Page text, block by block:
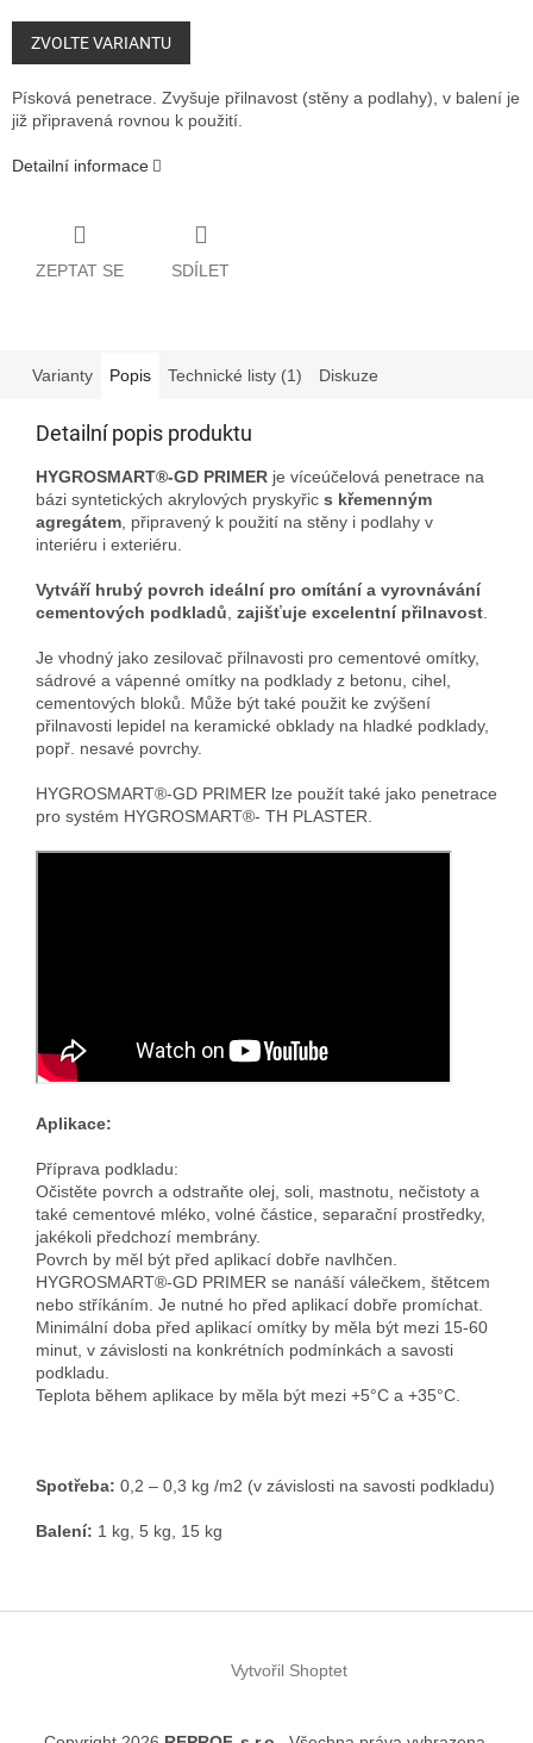
Měrná
cena:
ZVOLTE VARIANTU
Písková penetrace. Zvyšuje přilnavost (stěny a podlahy), v balení je
již připravená rovnou k použití.
Detailní informace
ZEPTAT SE SDÍLET
Varianty Popis Technické listy (1) Diskuze
Detailní popis produktu
HYGROSMART®-GD PRIMER je víceúčelová penetrace na
bázi syntetických akrylových pryskyřic s křemenným
agregátem , připravený k použití na stěny i podlahy v
interiéru i exteriéru.
Vytváří hrubý povrch ideální pro omítání a vyrovnávání
cementových podkladů zajišťuje excelentní přilnavost
Je vhodný jako zesilovač přilnavosti pro cementové omítky,
sádrové a vápenné omítky na podklady z betonu, cihel,
cementových bloků. Může být také použit ke zvýšení
přilnavosti lepidel na keramické obklady na hladké podklady,
popř. nesavé povrchy.
HYGROSMART®-GD PRIMER lze použít také jako penetrace
pro systém HYGROSMART®- TH PLASTER.
Aplikace:
Příprava podkladu:
Očistěte povrch a odstraňte olej, soli, mastnotu, nečistoty a
také cementové mléko, volné částice, separační prostředky,
jakékoli předchozí membrány.
Povrch by měl být před aplikací dobře navlhčen.
HYGROSMART®-GD PRIMER se nanáší válečkem, štětcem
nebo stříkáním. Je nutné ho před aplikací dobře promíchat.
Minimální doba před aplikací omítky by měla být mezi 15-60
minut, v závislosti na konkrétních podmínkách a savosti
podkladu.
Teplota během aplikace by měla být mezi +5°C a +35°C.
Spotřeba: 0,2 – 0,3 kg /m2 (v závislosti na savosti podkladu)
Balení: 1 kg, 5 kg, 15 kg
Vytvořil Shoptet